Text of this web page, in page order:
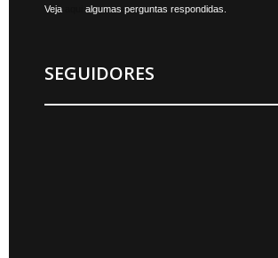
Veja
algumas perguntas respondidas.
SEGUIDORES